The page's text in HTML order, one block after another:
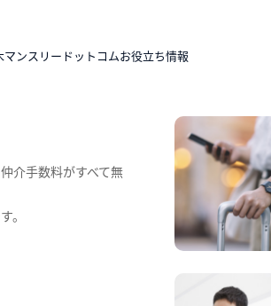
マンスリードットコムお役立ち情報
介手数料がすべて無
。